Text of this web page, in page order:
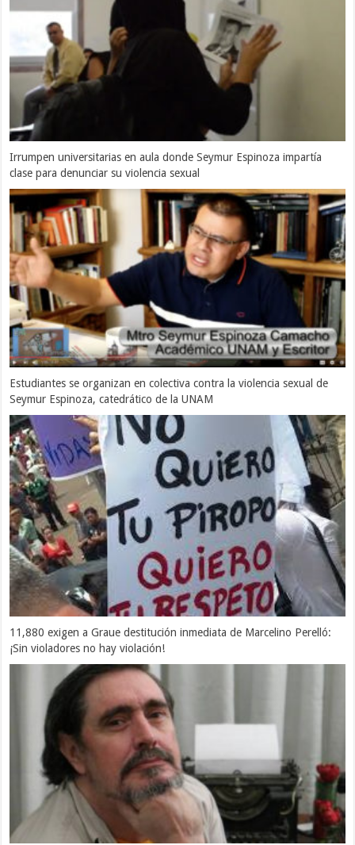
Irrumpen universitarias en aula donde Seymur Espinoza impartía
clase para denunciar su violencia sexual
Estudiantes se organizan en colectiva contra la violencia sexual de
Seymur Espinoza, catedrático de la UNAM
11,880 exigen a Graue destitución inmediata de Marcelino Perelló:
¡Sin violadores no hay violación!